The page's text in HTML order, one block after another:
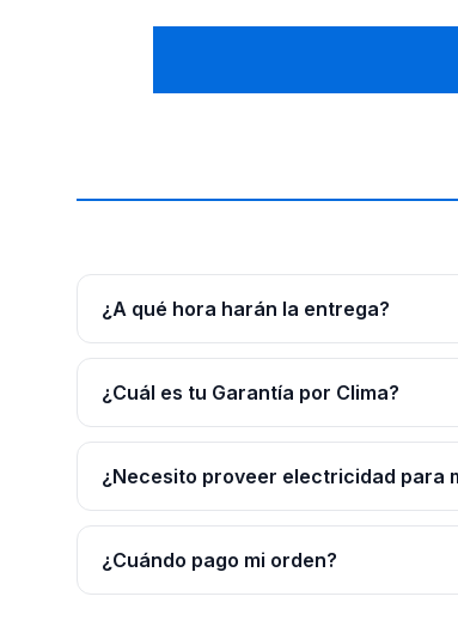
¿A qué hora harán la entrega?
¿Cuál es tu Garantía por Clima?
¿Necesito proveer electricidad para
¿Cuándo pago mi orden?